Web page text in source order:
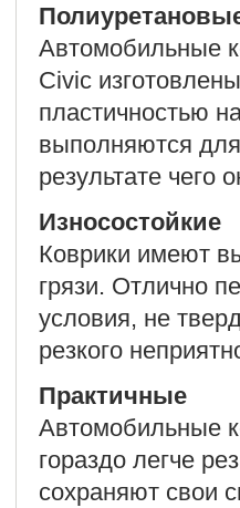
Автомобильные
Civic
пластичностью
выполняются
результате чего
Износостойкие
Коврики имеют
грязи. Отлично
условия, не
резкого
Практичные
Автомобильные
гораздо легче
сохраняют свои